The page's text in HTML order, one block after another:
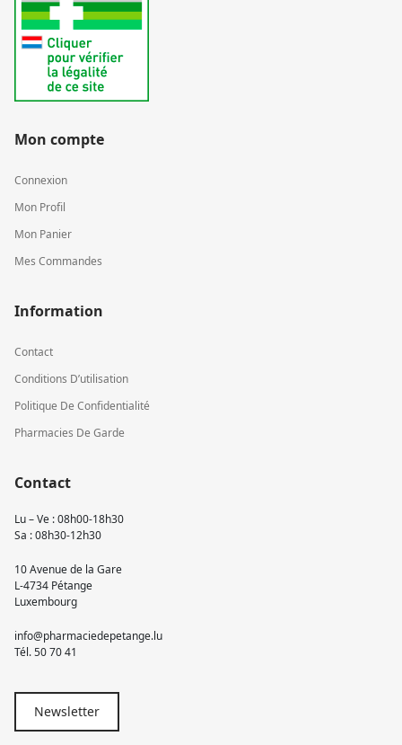
Mon compte
Connexion
Mon Profil
Mon Panier
Mes Commandes
Information
Contact
Conditions D’utilisation
Politique De Confidentialité
Pharmacies De Garde
Contact
Lu – Ve : 08h00-18h30
Sa : 08h30-12h30
10 Avenue de la Gare
L-4734 Pétange
Luxembourg
info@pharmaciedepetange.lu
Tél.50 70 41
Newsletter